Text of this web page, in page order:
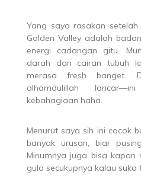
Yang saya rasakan
Golden Valley adalah
energi cadangan gitu.
darah dan cairan tubuh
merasa fresh banget.
alhamdulillah
kebahagiaan haha.
Menurut saya sih ini cocok
banyak urusan, biar
Minumnya juga bisa kapan
gula secukupnya kalau suka